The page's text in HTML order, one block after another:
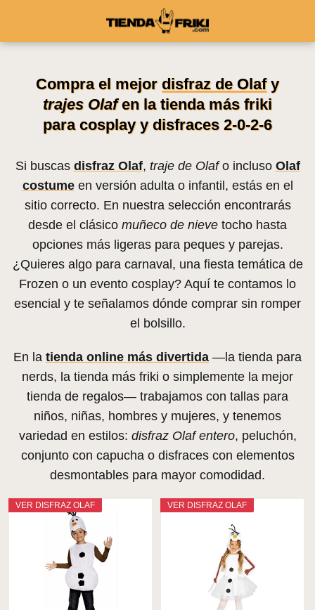
Compra el mejor disfraz de Olafy
trajes Olafen la tienda más friki
para cosplay y disfraces 2-0-2-6
Si buscas disfraz Olaf, traje de Olafo incluso Olaf
costumeen versión adulta o infantil, estás en el
sitio correcto. En nuestra selección encontrarás
desde el clásico muñeco de nieve tocho hasta
opciones más ligeras para peques y parejas.
¿Quieres algo para carnaval, una fiesta temática de
Frozen o un evento cosplay? Aquí te contamos lo
esencial y te señalamos dónde comprar sin romper
el bolsillo.
En la tienda online más divertida —la tienda para
nerds, la tienda más friki o simplemente la mejor
tienda de regalos— trabajamos con tallas para
niños, niñas, hombres y mujeres, y tenemos
variedad en estilos: disfraz Olaf entero, peluchón,
conjunto con capucha o disfraces con elementos
desmontables para mayor comodidad.
VER DISFRAZ OLAF VER DISFRAZ OLAF